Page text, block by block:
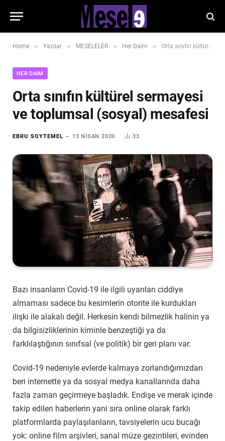
Home » Yazılar » MESELELER » Her Daim » Orta sınıfın kültürel sermayesi ve toplumsal (sosyal) mesafesi
HER DAIM
Orta sınıfın kültürel sermayesi
ve toplumsal (sosyal) mesafesi
EBRU SOYTEMEL 13 NISAN 2020 33
Bazı insanların Covid-19 ile ilgili uyarıları ciddiye
almaması sadece bu kesimlerin otorite ile kurdukları
ilişki ile alakalı değil. Herkesin kendi bilmezlik halinin ya
da bilgisizliklerinin kiminle benzeştiği ya da
farklılaştığının sınıfsal (ve politik) bir geri planı var.
Covid-19 nedeniyle evlerde kalmaya zorlandığımızdan
beri internette ya da sosyal medya kanallarında daha
fazla zaman geçirmeye başladık. Endişe ve merak içinde
takip edilen haberlerin yani sıra online olarak farklı
platformlarda paylaşılanların, tavsiyelerin ucu bucağı
yok: online film arşivleri, sanal müze gezintileri, evinden